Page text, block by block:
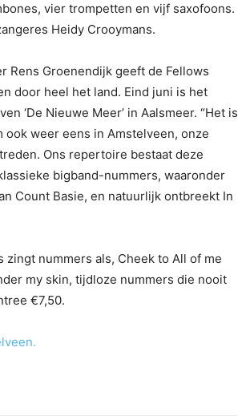
vier trompetten en vijf saxofoons.
Heidy Crooymans.
Rens Groenendijk geeft de Fellows
door heel het land. Eind juni is het
‘De Nieuwe Meer’ in Aalsmeer. “Het is
ook weer eens in Amstelveen, onze
Ons repertoire bestaat deze
bigband-nummers, waaronder
Count Basie, en natuurlijk ontbreekt In
zingt nummers als, Cheek to All of me
my skin, tijdloze nummers die nooit
€7,50.